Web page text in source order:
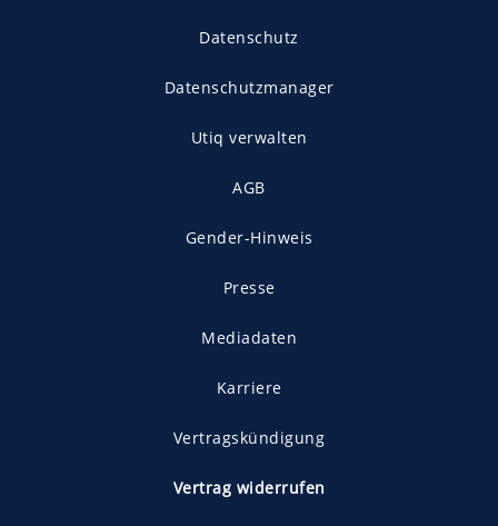
Datenschutz
Datenschutzmanager
Utiq verwalten
AGB
Gender-Hinweis
Presse
Mediadaten
Karriere
Vertragskündigung
Vertrag widerrufen